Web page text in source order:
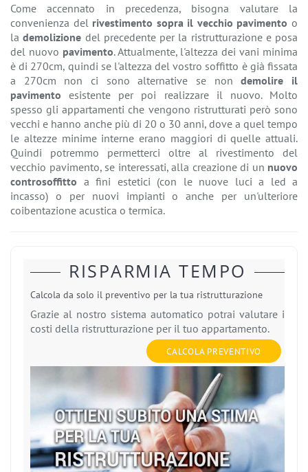
Come accennato in precedenza, bisogna valutare la
convenienza del rivestimento sopra il vecchio pavimento o
lademolizione del precedente per la ristrutturazione e posa
del nuovo pavimento. Attualmente, l'altezza dei vani minima
è di 270cm, quindi se l'altezza del vostro soffitto è già fissata
a 270cm non ci sono alternative se nondemolire il
pavimento esistente per poi realizzare il nuovo. Molto
spesso gli appartamenti che vengono ristrutturati però sono
vecchi e hanno anche più di 20 o 30 anni, dove a quel tempo
le altezze minime interne erano maggiori di quelle attuali.
Quindi potremmo permetterci oltre al rivestimento del
vecchio pavimento, se interessati, alla creazione di un nuovo
controsoffitto a fini estetici (con le nuove luci a led a
incasso) o per nuovi impianti o anche per un'ulteriore
coibentazione acustica o termica.
RISPARMIA TEMPO
Calcola da solo il preventivo per la tua ristrutturazione
Grazie al nostro sistema automatico potrai valutare i
costi della ristrutturazione per il tuo appartamento.
CALCOLA PREVENTIVO